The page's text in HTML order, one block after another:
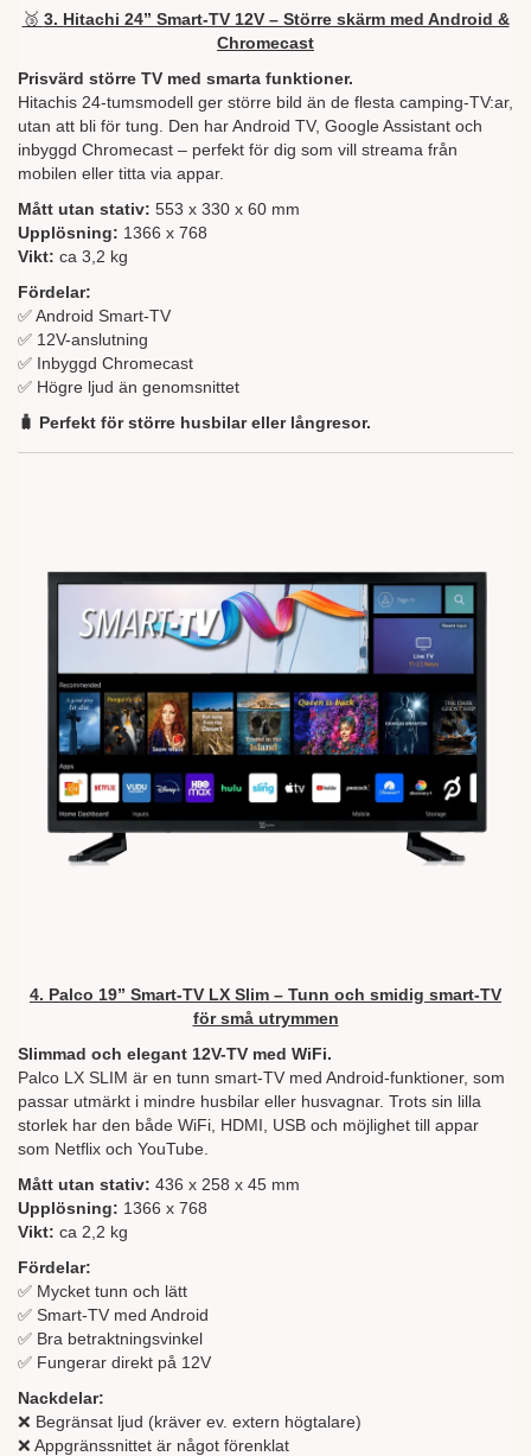
🥉 3. Hitachi 24” Smart-TV 12V – Större skärm med Android &
Chromecast
Prisvärd större TV med smarta funktioner.
Hitachis 24-tumsmodell ger större bild än de flesta camping-TV:ar,
utan att bli för tung. Den har Android TV, Google Assistant och
inbyggd Chromecast – perfekt för dig som vill streama från
mobilen eller titta via appar.
Mått utan stativ: 553 x 330 x 60 mm
Upplösning: 1366 x 768
Vikt: ca 3,2 kg
Fördelar:
✅ Android Smart-TV
✅ 12V-anslutning
✅ Inbyggd Chromecast
✅ Högre ljud än genomsnittet
🧳 Perfekt för större husbilar eller långresor.
4. Palco 19” Smart-TV LX Slim – Tunn och smidig smart-TV
för små utrymmen
Slimmad och elegant 12V-TV med WiFi.
Palco LX SLIM är en tunn smart-TV med Android-funktioner, som
passar utmärkt i mindre husbilar eller husvagnar. Trots sin lilla
storlek har den både WiFi, HDMI, USB och möjlighet till appar
som Netflix och YouTube.
Mått utan stativ: 436 x 258 x 45 mm
Upplösning: 1366 x 768
Vikt: ca 2,2 kg
Fördelar:
✅ Mycket tunn och lätt
✅ Smart-TV med Android
✅ Bra betraktningsvinkel
✅ Fungerar direkt på 12V
Nackdelar:
❌ Begränsat ljud (kräver ev. extern högtalare)
❌ Appgränssnittet är något förenklat